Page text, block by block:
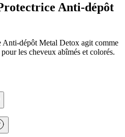
Anti-dépôt
Anti-dépôt Metal Detox agit comme
les cheveux abîmés et colorés.